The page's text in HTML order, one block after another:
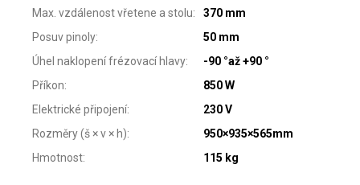
Max. vzdálenost vřetene a stolu:
370 mm
Posuv pinoly:
50 mm
Úhel naklopení frézovací hlavy:
-90 °až +90 °
Příkon:
850 W
Elektrické připojení:
230 V
Rozměry (š × v × h):
950×935×565mm
Hmotnost: 115 kg